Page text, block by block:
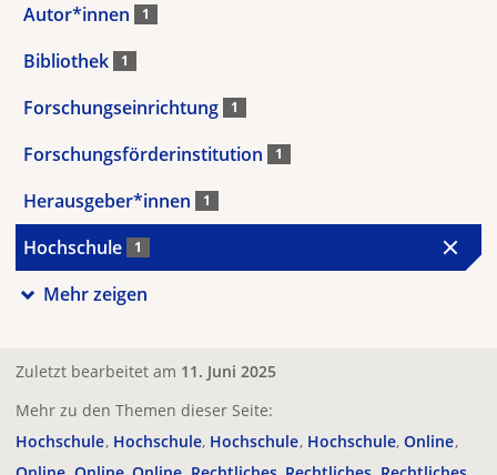
Autor*innen 1
Bibliothek 1
Forschungseinrichtung 1
Forschungsförderinstitution 1
Herausgeber*innen 1
Hochschule 1
Mehr zeigen
Zuletzt bearbeitet am 11. Juni 2025
Mehr zu den Themen dieser Seite:
Hochschule Hochschule Hochschule Hochschule Online